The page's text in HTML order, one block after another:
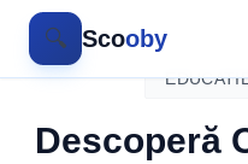
🔍 Scooby
Descoperă